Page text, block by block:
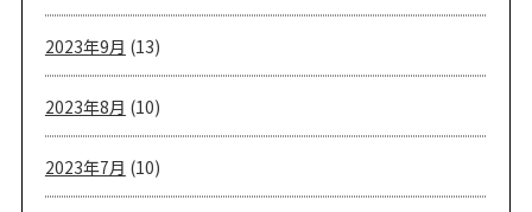
2023年9月 (13)
2023年8月 (10)
2023年7月 (10)